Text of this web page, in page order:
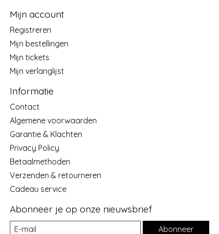
Mijn account
Registreren
Mijn bestellingen
Mijn tickets
Mijn verlanglijst
Informatie
Contact
Algemene voorwaarden
Garantie & Klachten
Privacy Policy
Betaalmethoden
Verzenden & retourneren
Cadeau service
Abonneer je op onze nieuwsbrief
Abonneer